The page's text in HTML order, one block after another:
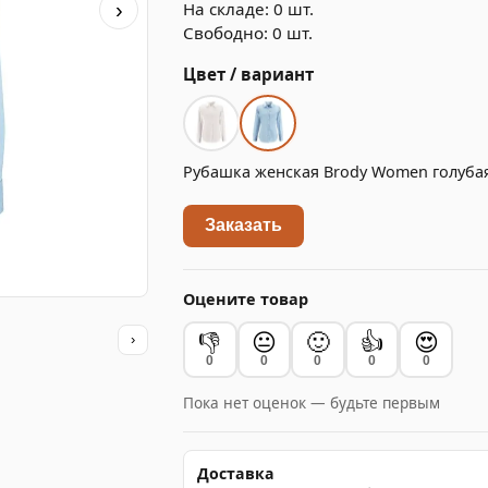
›
›
На складе: 0 шт.
Свободно: 0 шт.
Цвет / вариант
Рубашка женская Brody Women
Заказать
Оцените товар
👎
0
😐
0
🙂
0
👍
0
😍
0
Пока нет оценок — будьте первым
Доставка